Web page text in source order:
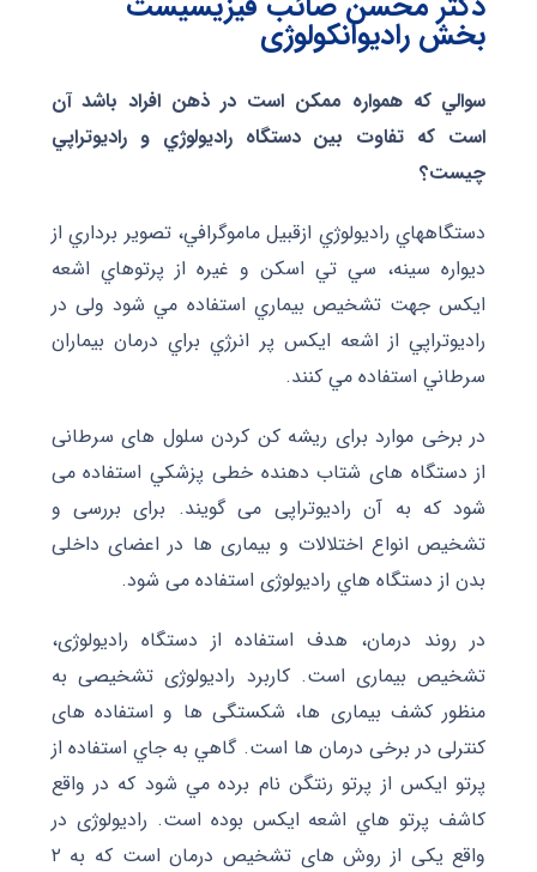
بخش رادیوانکولوژی
سوالي که همواره ممکن است در ذهن افراد باشد آن
است که تفاوت بين دستگاه راديولوژي و راديوتراپي
چيست؟
دستگاههاي راديولوژي ازقبيل ماموگرافي، تصوير برداري از
ديواره سينه، سي تي اسکن و غيره از پرتوهاي اشعه
ايکس جهت تشخيص بيماري استفاده مي شود ولی در
راديوتراپي از اشعه ايکس پر انرژي براي درمان بيماران
سرطاني استفاده مي کنند.
در برخی موارد برای ريشه کن کردن سلول های سرطانی
از دستگاه های شتاب دهنده خطی پزشکي استفاده می
شود که به آن رادیوتراپی می گویند. برای بررسی و
تشخیص انواع اختلالات و بیماری ها در اعضای داخلی
بدن از دستگاه هاي رادیولوژی استفاده می شود.
در روند درمان، هدف استفاده از دستگاه رادیولوژی،
تشخیص بیماری است. کاربرد رادیولوژی تشخیصی به
منظور کشف بیماری ها، شکستگی ها و استفاده های
کنترلی در برخی درمان ها است. گاهي به جاي استفاده از
پرتو ايکس از پرتو رنتگن نام برده مي شود که در واقع
کاشف پرتو هاي اشعه ايکس بوده است. رادیولوژی در
واقع یکی از روش های تشخیص درمان است که به ۲